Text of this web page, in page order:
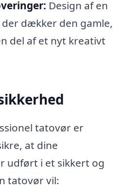
Design af en
dækker den gamle,
del af et nyt kreativt
tatovør er
at dine
udført i et sikkert og
tatovør vil: